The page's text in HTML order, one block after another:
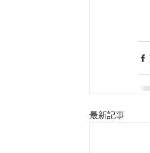
最新記事